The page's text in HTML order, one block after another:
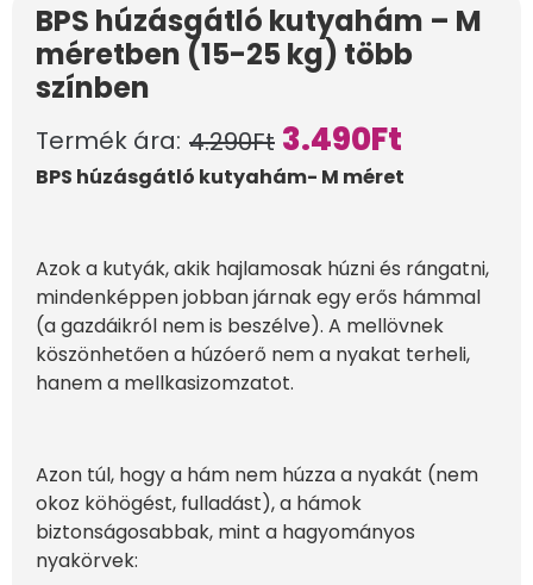
BPS húzásgátló kutyahám – M
méretben (15-25 kg) több
színben
Termék ára: 4.290Ft 3.490Ft
BPS húzásgátló kutyahám- M méret
Azok a kutyák, akik hajlamosak húzni és rángatni,
mindenképpen jobban járnak egy erős hámmal
(a gazdáikról nem is beszélve). A mellövnek
köszönhetően a húzóerő nem a nyakat terheli,
hanem a mellkasizomzatot.
Azon túl, hogy a hám nem húzza a nyakát (nem
okoz köhögést, fulladást), a hámok
biztonságosabbak, mint a hagyományos
nyakörvek: